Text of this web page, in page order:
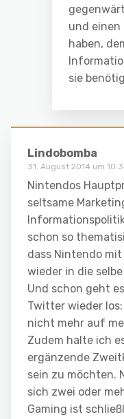
und
haben,
sie
Lindobomba
31. August 2014 um
Nintendos
seltsame
schon so
dass Nintendo mit
wieder in die
Und schon geht
Twitter wieder
nicht mehr auf
Zudem halte ich
ergänzende
sein zu möchten.
sich zwei oder
Gaming ist